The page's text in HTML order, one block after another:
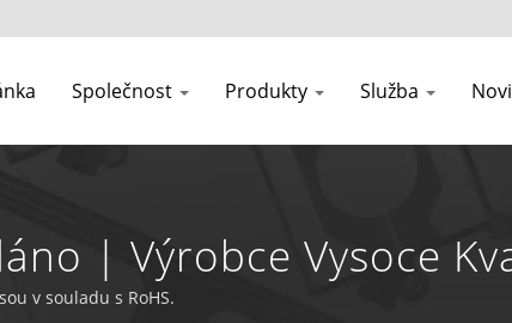
Společnost Produkty Služba
| Výrobce Vysoce
Co., Ltd
v souladu s RoHS.